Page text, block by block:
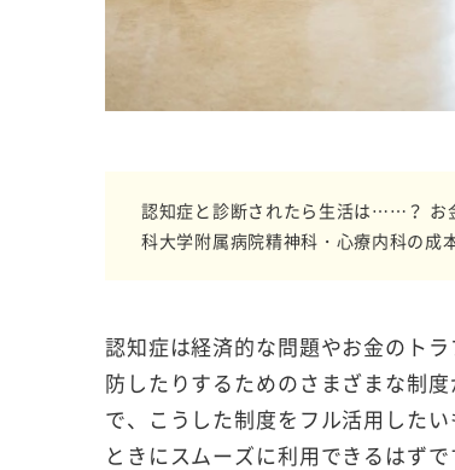
認知症と診断されたら生活は……？ お
科大学附属病院精神科・心療内科の成
認知症は経済的な問題やお金のト
防したりするためのさまざまな制
で、こうした制度をフル活用した
ときにスムーズに利用できるはずで